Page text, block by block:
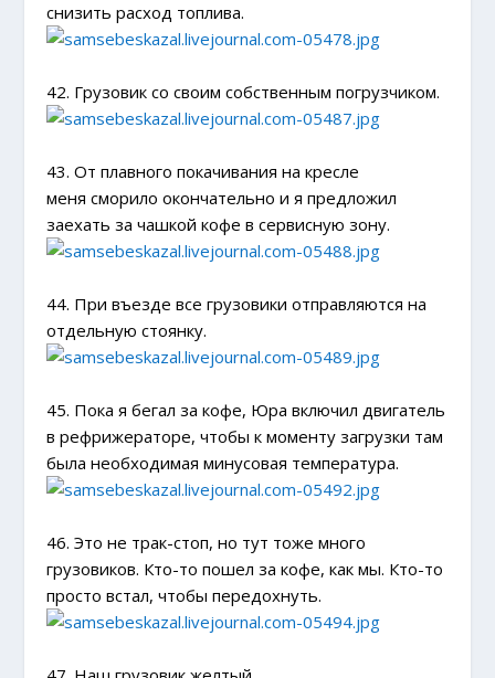
снизить расход топлива.
42. Грузовик со своим собственным погрузчиком.
43. От плавного покачивания на кресле
меня сморило окончательно и я предложил
заехать за чашкой кофе в сервисную зону.
44. При въезде все грузовики отправляются на
отдельную стоянку.
45. Пока я бегал за кофе, Юра включил двигатель
в рефрижераторе, чтобы к моменту загрузки там
была необходимая минусовая температура.
46. Это не трак-стоп, но тут тоже много
грузовиков. Кто-то пошел за кофе, как мы. Кто-то
просто встал, чтобы передохнуть.